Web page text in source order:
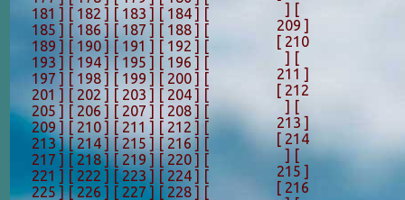
] [
209 ]
[ 210
] [
211 ]
[ 212
] [
213 ]
[ 214
] [
215 ]
[ 216
181 ] [ 182 ] [ 183 ] [ 184 ] [
185 ] [ 186 ] [ 187 ] [ 188 ] [
189 ] [ 190 ] [ 191 ] [ 192 ] [
193 ] [ 194 ] [ 195 ] [ 196 ] [
197 ] [ 198 ] [ 199 ] [ 200 ] [
201 ] [ 202 ] [ 203 ] [ 204 ] [
205 ] [ 206 ] [ 207 ] [ 208 ] [
209 ] [ 210 ] [ 211 ] [ 212 ] [
213 ][ 214 ][ 215 ][ 216 ] [
217 ] [ 218 ][ 219 ][ 220 ] [
221 ] [ 222 ] [ 223 ] [ 224 ] [
225 ][ 226 ] [ 227 ] [ 228 ] [